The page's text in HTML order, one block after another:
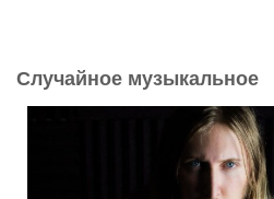
:Случайное музыкальное